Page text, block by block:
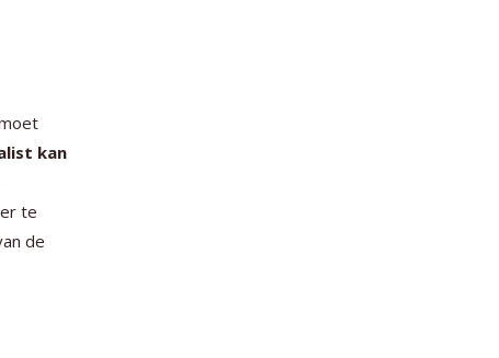
kan
te
de